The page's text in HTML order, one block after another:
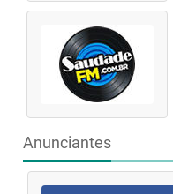
Anunciantes